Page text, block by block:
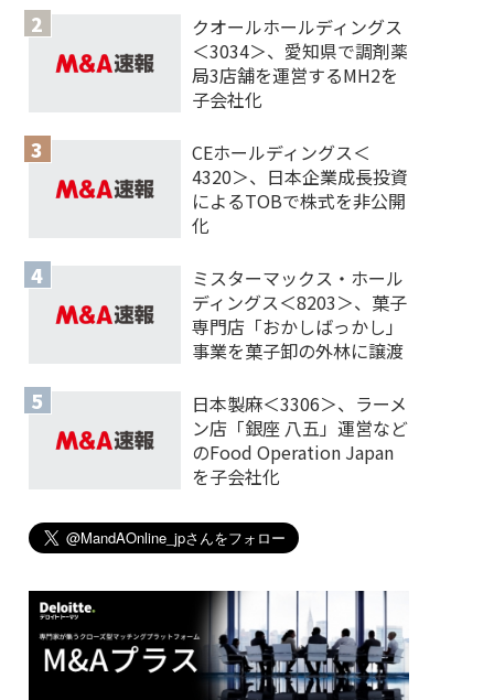
クオールホールディングス
＜3034＞、愛知県で調剤薬
局3店舗を運営するMH2を
子会社化
CEホールディングス＜
4320＞、日本企業成長投資
によるTOBで株式を非公開
化
ミスターマックス・ホール
ディングス＜8203＞、菓子
専門店「おかしばっかし」
事業を菓子卸の外林に譲渡
日本製麻＜3306＞、ラーメ
ン店「銀座 八五」運営など
のFood Operation Japan
を子会社化